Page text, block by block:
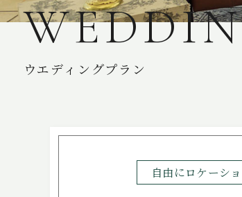
WEDDIN
ウエディングプラン
自由にロケーシ